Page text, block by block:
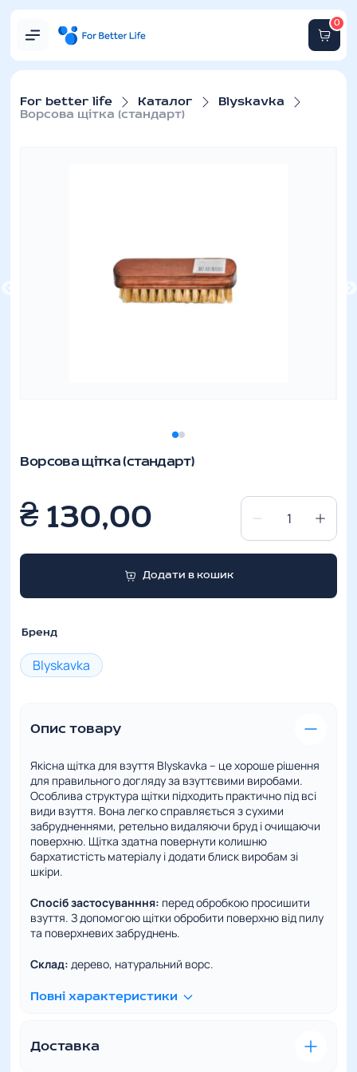
0
For better life Каталог
Blyskavka
Ворсова щітка (стандарт)
Ворсова щітка (стандарт)
Бренд
Blyskavka
130,00
₴
Ворсова
щітка
Додати в кошик
Опис товару
Якісна щітка для взуття Blyskavka – це хороше рішення
для правильного догляду за взуттєвими виробами.
Особлива структура щітки підходить практично під всі
види взуття. Вона легко справляється з сухими
забрудненнями, ретельно видаляючи бруд і очищаючи
поверхню. Щітка здатна повернути колишню
бархатистість матеріалу і додати блиск виробам зі
шкіри.
Спосіб застосуванння: перед обробкою просишити
взуття. З допомогою щітки обробити поверхню від пилу
та поверхневих забруднень.
Склад: дерево, натуральний ворс.
Повні характеристики
Доставка